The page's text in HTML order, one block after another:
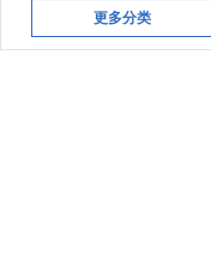
更多分类